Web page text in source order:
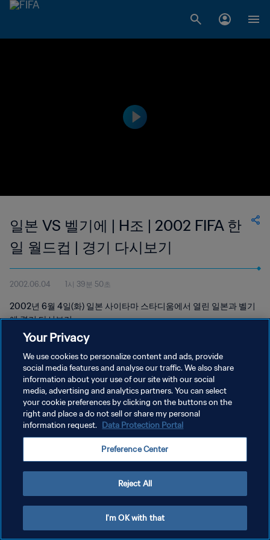
일본 VS 벨기에 | H조 | 2002 FIFA 한
일 월드컵 | 경기 다시보기
2002.06.04 1시 39분 50초
2002년 6월 4일(화) 일본 사이타마 스타디움에서 열린 일본과 벨기
에 경기 다시보기
개인정보 보호정책
서비스 약관
Your Privacy
We use cookies to personalize content and ads, provide
social media features and analyse our traffic. We also share
information about your use of our site with our social
media, advertising and analytics partners. You can select
your cookie preferences by clicking on the buttons on the
right and place a do not sell or share my personal
information request. Data Protection Portal
Preference Center
Reject All
I'm OK with that